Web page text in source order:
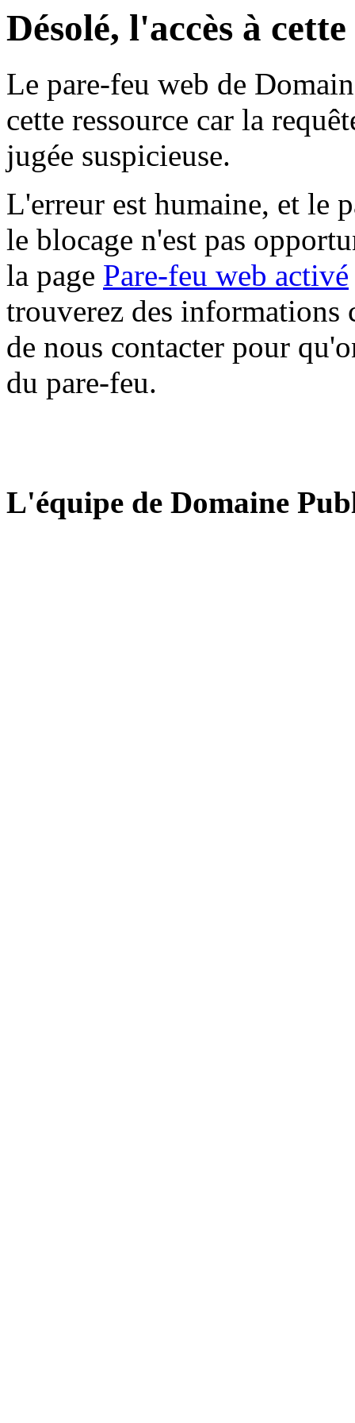
Désolé, l'accès à
Le pare-feu web de
cette ressource car la
jugée suspicieuse.
L'erreur est humaine, et le
le blocage n'est pas
la page Pare-feu web activé
trouverez des informations
de nous contacter pour
du pare-feu.
L'équipe de Domaine